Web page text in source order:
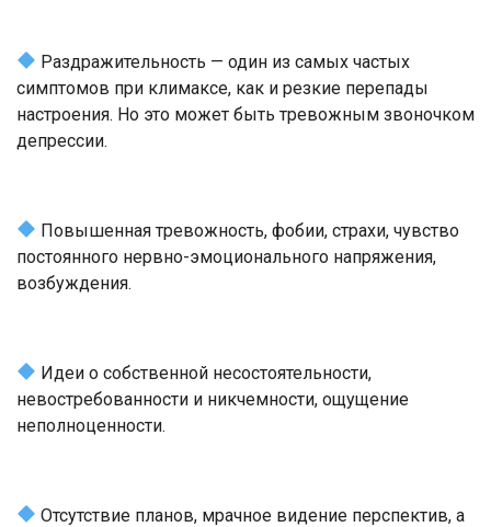
Раздражительность — один из самых частых
симптомов при климаксе, как и резкие перепады
настроения. Но это может быть тревожным звоночком
депрессии.
Повышенная тревожность, фобии, страхи, чувство
постоянного нервно-эмоционального напряжения,
возбуждения.
Идеи о собственной несостоятельности,
невостребованности и никчемности, ощущение
неполноценности.
Отсутствие планов, мрачное видение перспектив, а